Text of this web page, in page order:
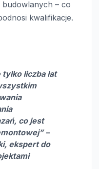
budowlanych – co
kwalifikacje.
tylko liczba lat
co jest
–
ekspert do